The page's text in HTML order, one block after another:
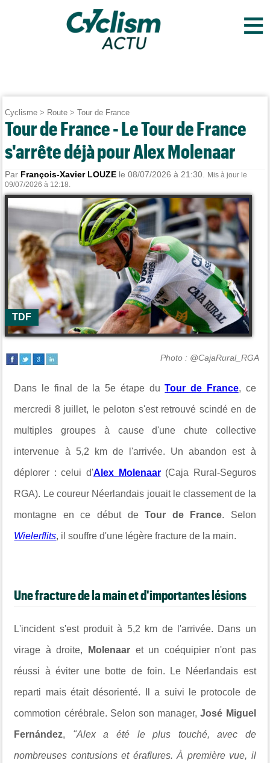
≡
Cyclisme > Route >Tour de France
Tour de France - Le Tour de France
s'arrête déjà pour Alex Molenaar
Par François-Xavier LOUZE le 08/07/2026 à 21:30.
Mis à jour le
09/07/2026 à 12:18.
TDF
Photo : @CajaRural_RGA
Dans le final de la 5e étape du Tour de France, ce
mercredi 8 juillet, le peloton s'est retrouvé scindé en de
multiples groupes à cause d'une chute collective
intervenue à 5,2 km de l'arrivée. Un abandon est à
déplorer : celui d'Alex Molenaar(Caja Rural-Seguros
RGA). Le coureur Néerlandais jouait le classement de la
montagne en ce début deTour de France. Selon
Wielerflits, il souffre d'une légère fracture de la main.
Une fracture de la main et d'importantes lésions
L'incident s'est produit à 5,2 km de l'arrivée. Dans un
virage à droite, Molenaar et un coéquipier n'ont pas
réussi à éviter une botte de foin. Le Néerlandais est
reparti mais était désorienté. Il a suivi le protocole de
commotion cérébrale. Selon son manager,José Miguel
Fernández, "Alex a été le plus touché, avec de
nombreuses contusions et éraflures. À première vue, il